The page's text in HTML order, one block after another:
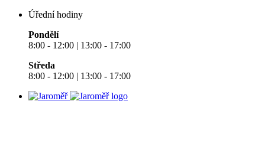
Úřední hodiny
Pondělí
8:00 - 12:00 | 13:00 - 17:00
Středa
8:00 - 12:00 | 13:00 - 17:00